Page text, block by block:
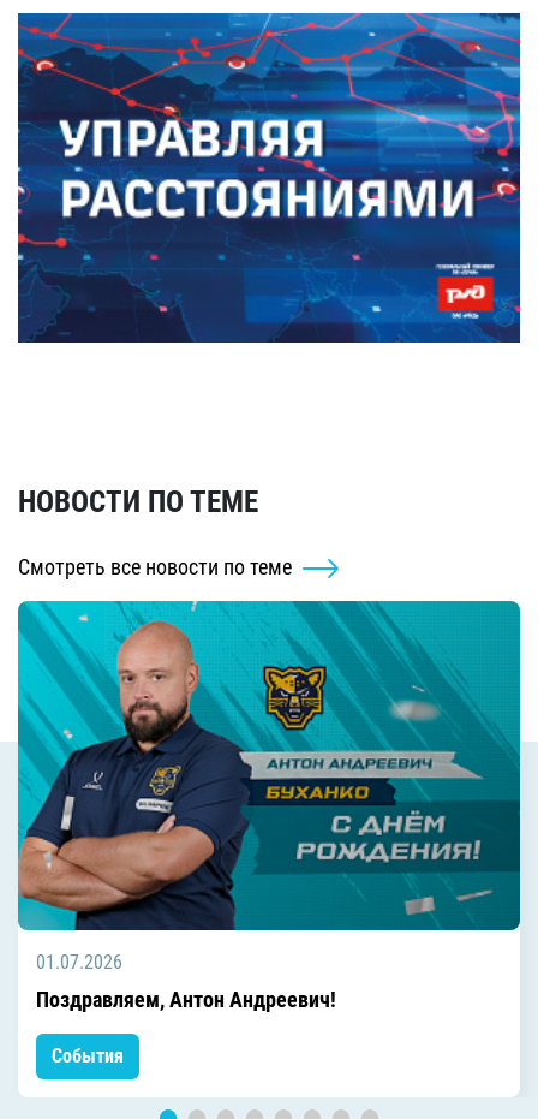
НОВОСТИ ПО ТЕМЕ
Смотреть все новости по теме
01.07.2026
Поздравляем, Антон Андреевич!
События